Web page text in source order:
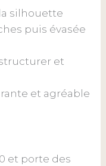
silhouette
puis évasée
et
et agréable
et porte des